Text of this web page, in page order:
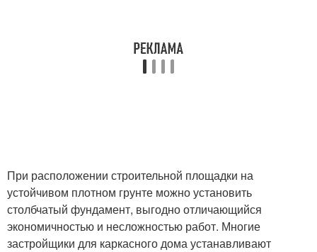
При расположении строительной площадки на
устойчивом плотном грунте можно установить
столбчатый фундамент, выгодно отличающийся
экономичностью и несложностью работ. Многие
застройщики для каркасного дома устанавливают